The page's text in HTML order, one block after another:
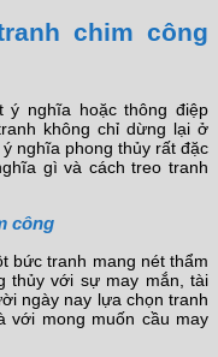
chim công
nghĩa hoặc thông điệp
không chỉ dừng lại ở
nghĩa phong thủy rất đặc
gì và cách treo tranh
công
bức tranh mang nét thẩm
thủy với sự may mắn, tài
ngày nay lựa chọn tranh
với mong muốn cầu may